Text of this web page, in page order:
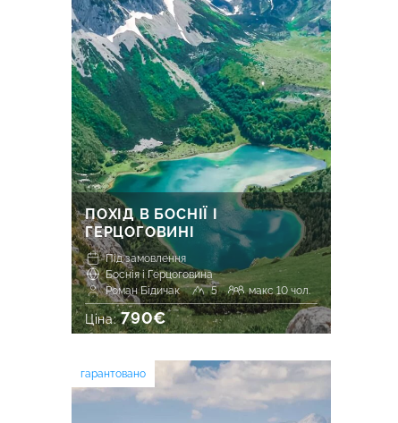
ПОХІД В БОСНІЇ І
ГЕРЦОГОВИНІ
Під замовлення
Боснія і Герцоговина
Роман Бідичак
5 макс 10 чол.
Ціна:790€
гарантовано